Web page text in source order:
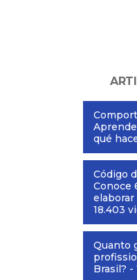
qué
Código
Conoce
elaborar
18.403
Quanto
Brasil? -